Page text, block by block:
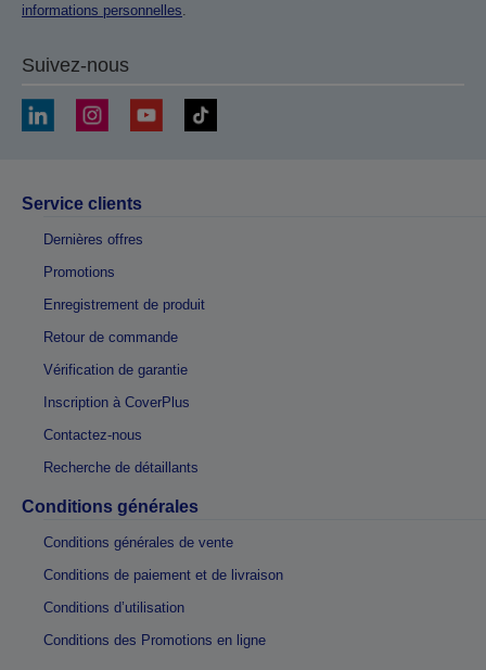
informations personnelles.
Suivez-nous
Service clients
Dernières offres
Promotions
Enregistrement de produit
Retour de commande
Vérification de garantie
Inscription à CoverPlus
Contactez-nous
Recherche de détaillants
Conditions générales
Conditions générales de vente
Conditions de paiement et de livraison
Conditions d’utilisation
Conditions des Promotions en ligne